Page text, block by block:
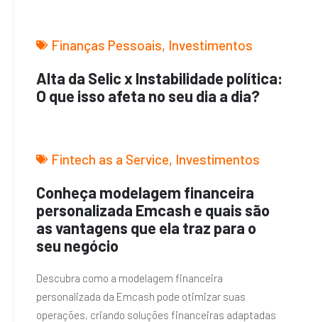
Finanças Pessoais, Investimentos
Alta da Selic x Instabilidade política:
O que isso afeta no seu dia a dia?
Fintech as a Service, Investimentos
Conheça modelagem financeira
personalizada Emcash e quais são
as vantagens que ela traz para o
seu negócio
Descubra como a modelagem financeira
personalizada da Emcash pode otimizar suas
operações, criando soluções financeiras adaptadas